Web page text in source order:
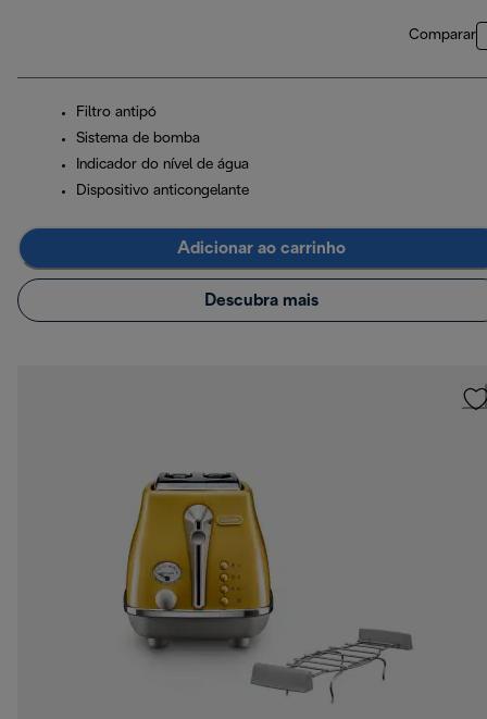
Comparar
Filtro antipó
Sistema de bomba
Indicador do nível de água
Dispositivo anticongelante
Adicionar ao carrinho
Descubra mais